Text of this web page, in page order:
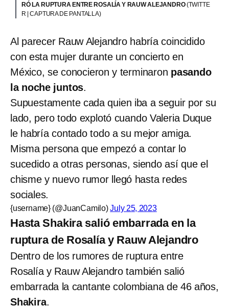
RÓ LA RUPTURA ENTRE ROSALÍA Y RAUW ALEJANDRO(TWITTE
R | CAPTURA DE PANTALLA)
Al parecer Rauw Alejandro habría coincidido
con esta mujer durante un concierto en
México, se conocieron y terminaron pasando
la noche juntos.
Supuestamente cada quien iba a seguir por su
lado, pero todo explotó cuando Valeria Duque
le habría contado todo a su mejor amiga.
Misma persona que empezó a contar lo
sucedido a otras personas, siendo así que el
chisme y nuevo rumor llegó hasta redes
sociales.
{username} (@JuanCamilo)July 25, 2023
Hasta Shakira salió embarrada en la
ruptura de Rosalía y Rauw Alejandro
Dentro de los rumores de ruptura entre
Rosalía y Rauw Alejandro también salió
embarrada la cantante colombiana de 46 años,
Shakira.